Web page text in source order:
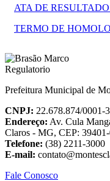
ATA DE
TERMO DE
Prefeitura Municipal de
CNPJ: 22.678.874/0001-
Endereço: Av. Cula
Claros - MG, CEP:
Telefone: (38) 2211-3000
E-mail:
Fale Conosco